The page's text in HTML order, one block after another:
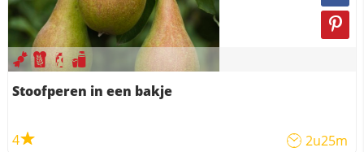
Stoofperen in een bakje
4 2u25m